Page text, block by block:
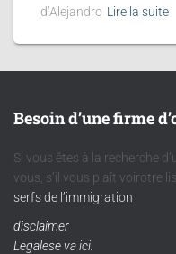
d’Alejandro Lire la suite
Besoin d’une firme
Si vous êtes à la recherche
vous, s’il vous plaît voirotre
serfs de l’immigration
disclaimer
Legalese va ici.